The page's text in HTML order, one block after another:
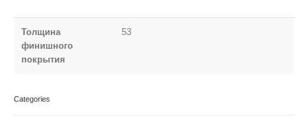
Толщина
финишного
покрытия
53
Categories